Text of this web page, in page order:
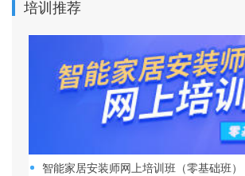
培训推荐
智能家居安装师网上培训班（零基础班）